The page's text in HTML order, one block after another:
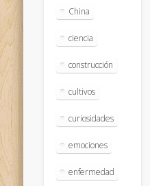
China
ciencia
construcción
cultivos
curiosidades
emociones
enfermedad